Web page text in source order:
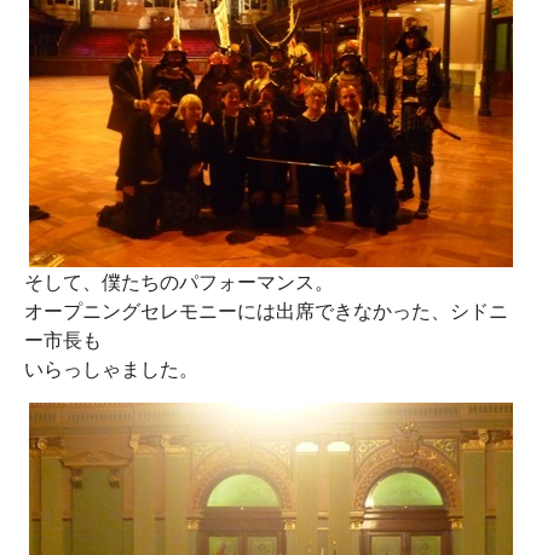
そして、僕たちのパフォーマンス。
オープニングセレモニーには出席できなかった、シドニ
ー市長も
いらっしゃました。